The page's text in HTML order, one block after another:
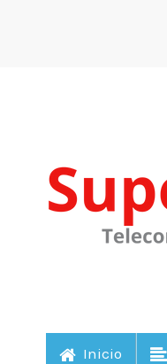
Inicio